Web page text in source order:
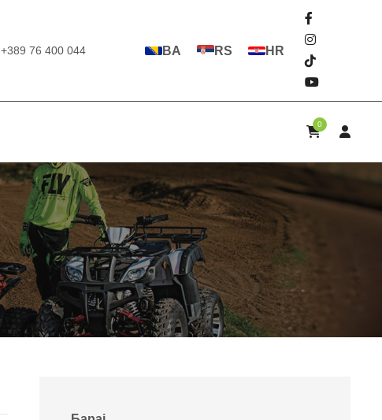
+389 76 400 044 BA RS HR
0